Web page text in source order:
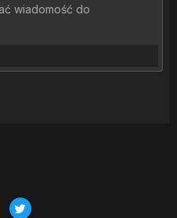
wiadomość do